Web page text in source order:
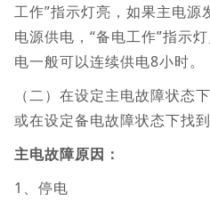
工作”指示灯亮，如果主电源
电源供电，“备电工作”指示
电一般可以连续供电8小时。
（二）在设定主电故障状态
或在设定备电故障状态下找
主电故障原因：
1、停电